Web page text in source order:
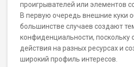
проигрывателей или элементов
В первую очередь внешние куки
большинстве случаев создают
конфиденциальности, поскольку
действия на разных ресурсах и
широкий профиль интересов.